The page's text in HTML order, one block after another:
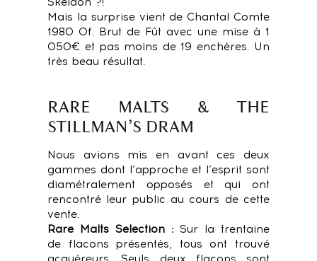
Mais la surprise vient de Chantal Comte
1980 Of. Brut de Fût avec une mise à 1
050€ et pas moins de 19 enchères. Un
très beau résultat.
RARE MALTS & THE
STILLMAN’S DRAM
Nous avions mis en avant ces deux
gammes dont l’approche et l’esprit sont
diamétralement opposés et qui ont
rencontré leur public au cours de cette
vente.
Rare Malts Selection : Sur la trentaine
de flacons présentés, tous ont trouvé